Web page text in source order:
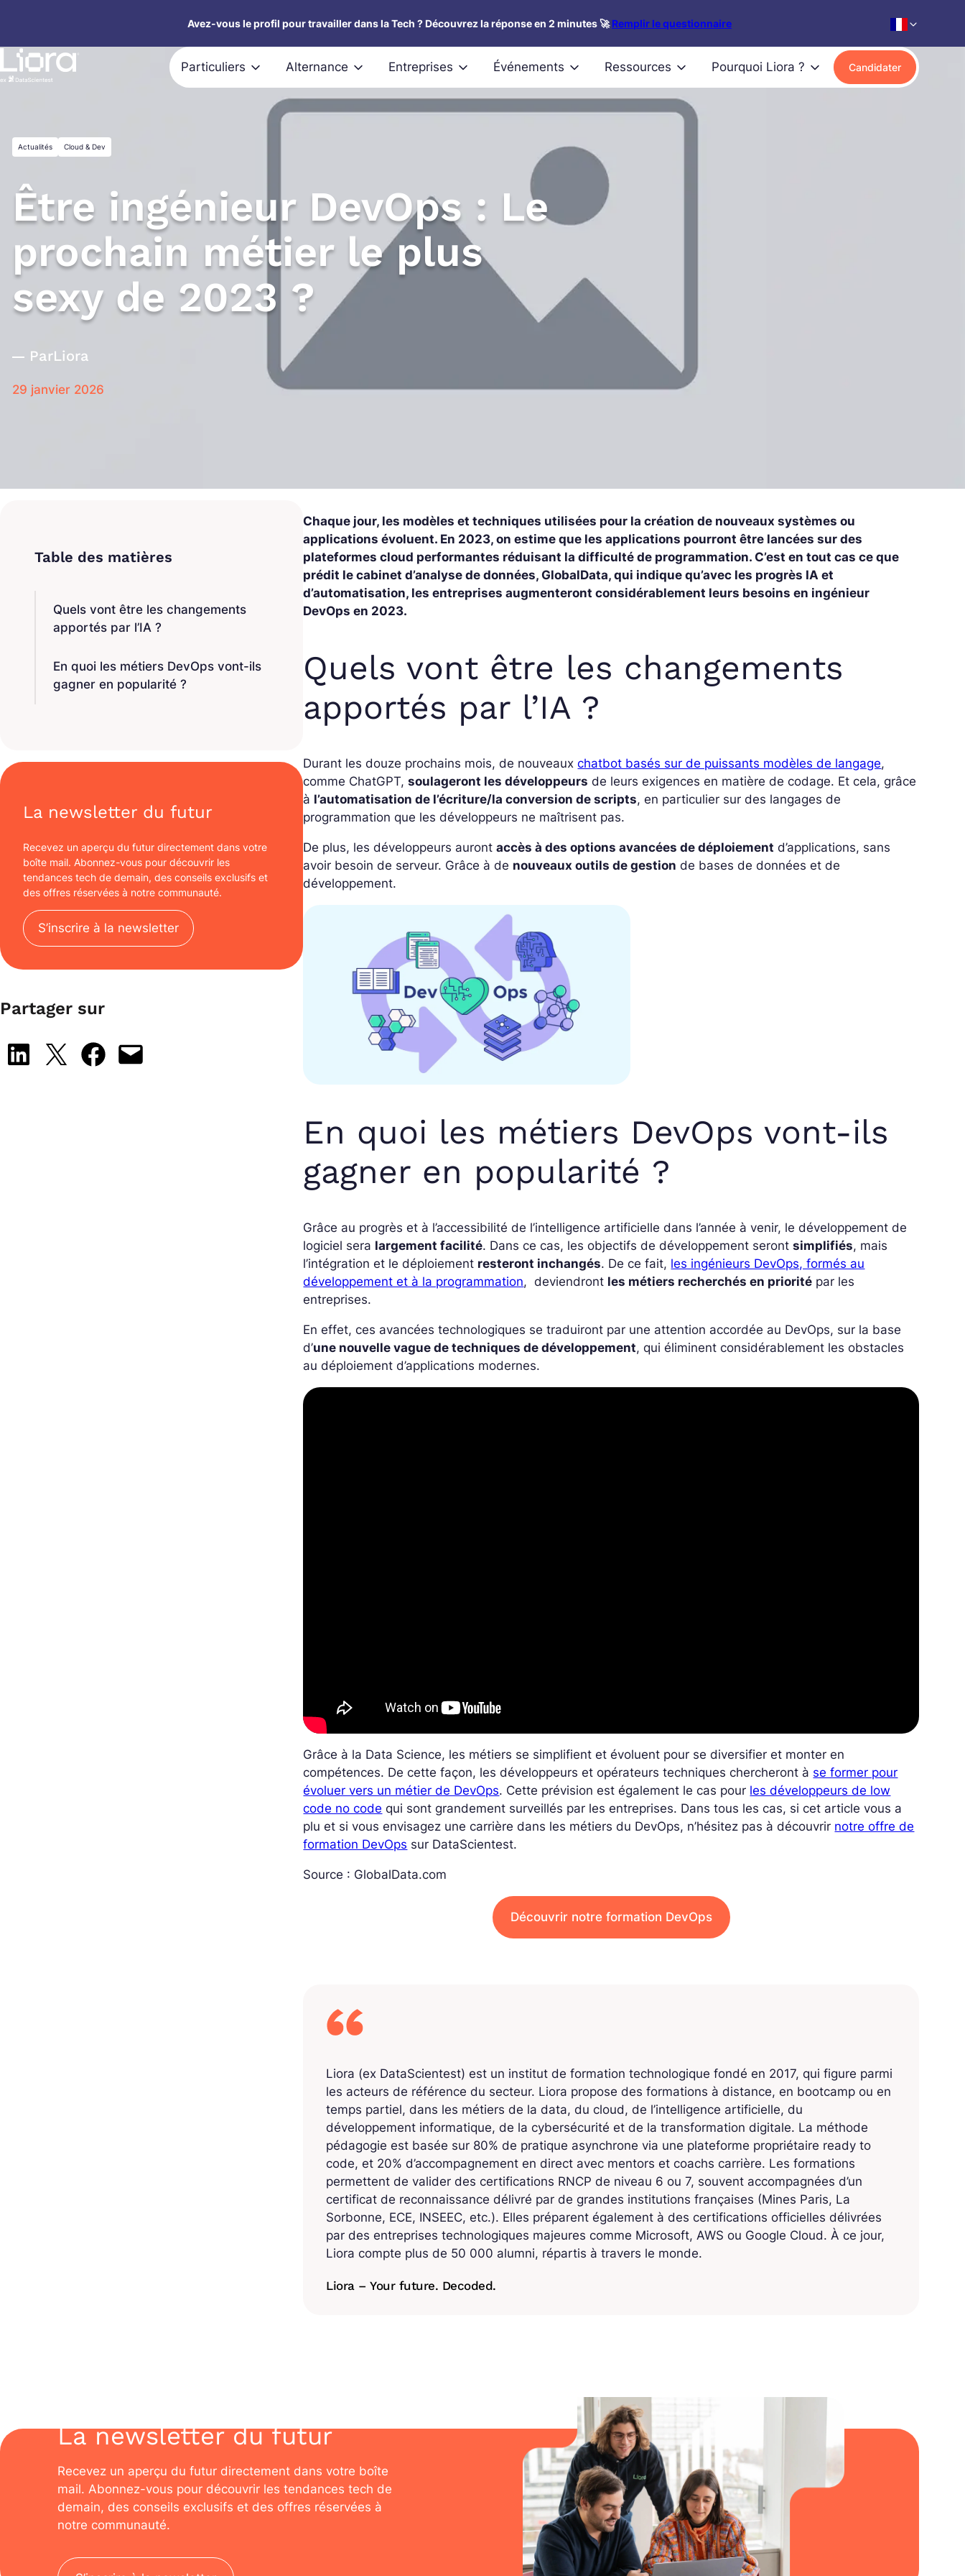
contenu
Avez-vous le profil pour travailler dans la Tech ? Découvrez la réponse en 2 minutes 🚀Remplir le questionnaire
Particuliers Alternance Entreprises Événements Ressources Pourquoi Liora ? Candidater
Actualités Cloud & Dev
Être ingénieur DevOps : Le
prochain métier le plus
sexy de 2023 ?
ParLiora
29 janvier 2026
Quels vont être les changements
apportés par l’IA ?
En quoi les métiers DevOps vont-ils
gagner en popularité ?
La newsletter du futur
Recevez un aperçu du futur directement dans votre
boîte mail. Abonnez-vous pour découvrir les
tendances tech de demain, des conseils exclusifs et
des offres réservées à notre communauté.
S’inscrire à la newsletter
Partager sur
Share on LinkedIn
Share on X Share on Facebook
Email this Page
Chaque jour, les modèles et techniques utilisées pour la création de nouveaux systèmes ou
applications évoluent. En 2023, on estime que les applications pourront être lancées sur des
plateformes cloud performantes réduisant la difficulté de programmation. C’est en tout cas ce que
prédit le cabinet d’analyse de données, GlobalData, qui indique qu’avec les progrès IA et
d’automatisation, les entreprises augmenteront considérablement leurs besoins en ingénieur
DevOps en 2023.
Quels vont être les changements
apportés par l’IA ?
Durant les douze prochains mois, de nouveauxchatbot basés sur de puissants modèles de langage,
comme ChatGPT,soulageront les développeurs de leurs exigences en matière de codage. Et cela, grâce
à l’automatisation de l’écriture/la conversion de scripts, en particulier sur des langages de
programmation que les développeurs ne maîtrisent pas.
De plus, les développeurs aurontaccès à des options avancées de déploiement d’applications, sans
avoir besoin de serveur. Grâce à de nouveaux outils de gestion de bases de données et de
développement.
En quoi les métiers DevOps vont-ils
gagner en popularité ?
Grâce au progrès et à l’accessibilité de l’intelligence artificielle dans l’année à venir, le développement de
logiciel sera largement facilité. Dans ce cas, les objectifs de développement serontsimplifiés, mais
l’intégration et le déploiement resteront inchangés. De ce fait, les ingénieurs DevOps, formés au
développement et à la programmation, deviendront les métiers recherchés en priorité par les
entreprises.
En effet, ces avancées technologiques se traduiront par une attention accordée au DevOps, sur la base
d’une nouvelle vague de techniques de développement, qui éliminent considérablement les obstacles
au déploiement d’applications modernes.
Grâce à la Data Science, les métiers se simplifient et évoluent pour se diversifier et monter en
compétences. De cette façon, les développeurs et opérateurs techniques chercheront à se former pour
évoluer vers un métier de DevOps. Cette prévision est également le cas pour les développeurs de low
code no code qui sont grandement surveillés par les entreprises. Dans tous les cas, si cet article vous a
plu et si vous envisagez une carrière dans les métiers du DevOps, n’hésitez pas à découvrir notre offre de
formation DevOps sur DataScientest.
Source : GlobalData.com
Découvrir notre formation DevOps
Liora (ex DataScientest) est un institut de formation technologique fondé en 2017, qui figure parmi
les acteurs de référence du secteur. Liora propose des formations à distance, en bootcamp ou en
temps partiel, dans les métiers de la data, du cloud, de l’intelligence artificielle, du
développement informatique, de la cybersécurité et de la transformation digitale. La méthode
pédagogie est basée sur 80% de pratique asynchrone via une plateforme propriétaire ready to
code, et 20% d’accompagnement en direct avec mentors et coachs carrière. Les formations
permettent de valider des certifications RNCP de niveau 6 ou 7, souvent accompagnées d’un
certificat de reconnaissance délivré par de grandes institutions françaises (Mines Paris, La
Sorbonne, ECE, INSEEC, etc.). Elles préparent également à des certifications officielles délivrées
par des entreprises technologiques majeures comme Microsoft, AWS ou Google Cloud. À ce jour,
Liora compte plus de 50 000 alumni, répartis à travers le monde.
Liora – Your future. Decoded.
La newsletter du futur
Recevez un aperçu du futur directement dans votre boîte
mail. Abonnez-vous pour découvrir les tendances tech de
demain, des conseils exclusifs et des offres réservées à
notre communauté.